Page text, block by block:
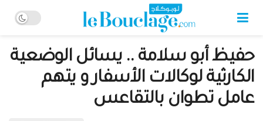
حفيظ أبو سلامة .. يسائل الوضعية
الكارثية لوكالات الأسفار و يتهم
عامل تطوان بالتقاعس